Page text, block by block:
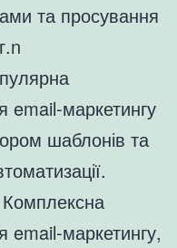
та просування
маркетингу
шаблонів та
Комплексна
маркетингу,